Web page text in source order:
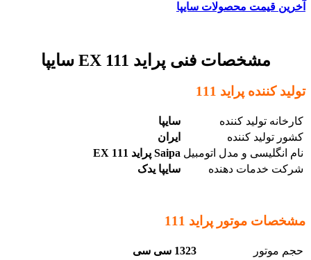
آخرین قیمت محصولات سایپا
مشخصات فنی پراید EX 111 سایپا
تولید کننده پراید 111
کارخانه تولید کننده
سایپا
کشور تولید کننده
ایران
نام انگلیسی و مدل اتومبیل Saipa پراید 111 EX
شرکت خدمات دهنده
سایپا یدک
مشخصات موتور پراید 111
حجم موتور
1323 سی سی